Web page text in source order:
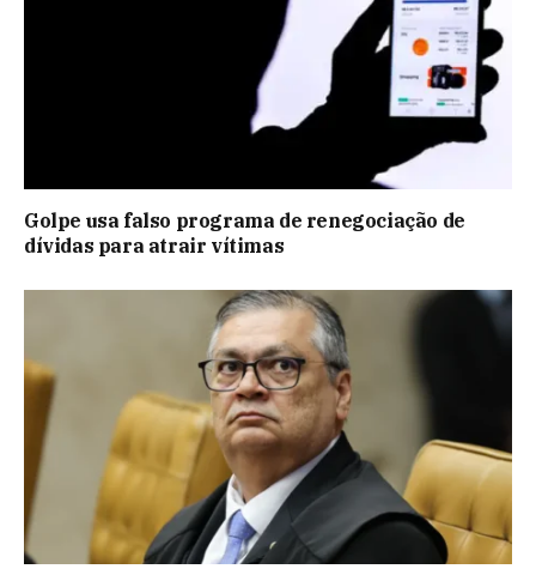
Golpe usa falso programa de renegociação de
dívidas para atrair vítimas